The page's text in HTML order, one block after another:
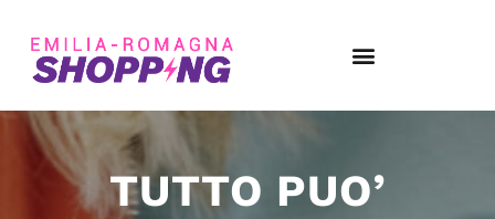
TUTTO PUO’